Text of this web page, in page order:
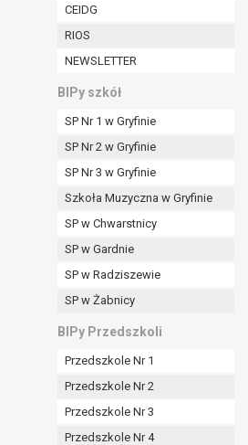
CEIDG
RIOS
NEWSLETTER
BIPy szkół
SP Nr 1 w Gryfinie
SP Nr 2 w Gryfinie
SP Nr 3 w Gryfinie
Szkoła Muzyczna w Gryfinie
SP w Chwarstnicy
SP w Gardnie
SP w Radziszewie
SP w Żabnicy
BIPy Przedszkoli
Przedszkole Nr 1
Przedszkole Nr 2
Przedszkole Nr 3
Przedszkole Nr 4
przez
umowy, a po tym
po zakończeniu i
zawartej między
prawnej
danych,